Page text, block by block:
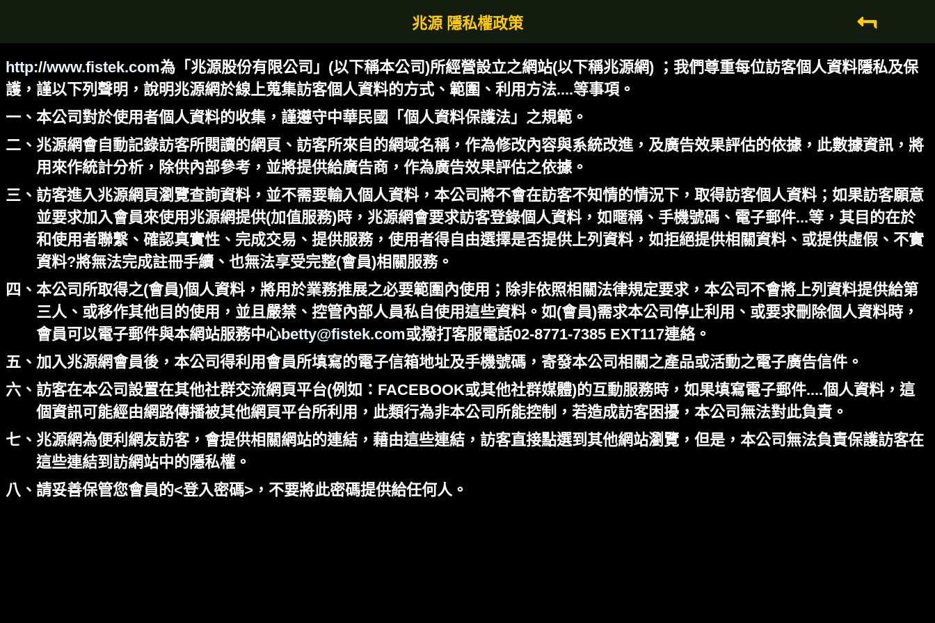
http://www.fistek.com為「兆源股份有限公司」(以下稱本公司)所經營設立之網站(以下稱兆源網) ；我們尊重每位訪客個人資料隱私及保
護，謹以下列聲明，說明兆源網於線上蒐集訪客個人資料的方式、範圍、利用方法....等事項。
一、本公司對於使用者個人資料的收集，謹遵守中華民國「個人資料保護法」之規範。
二、兆源網會自動記錄訪客所閱讀的網頁、訪客所來自的網域名稱，作為修改內容與系統改進，及廣告效果評估的依據，此數據資訊，將
用來作統計分析，除供內部參考，並將提供給廣告商，作為廣告效果評估之依據。
三、訪客進入兆源網頁瀏覽查詢資料，並不需要輸入個人資料，本公司將不會在訪客不知情的情況下，取得訪客個人資料；如果訪客願意
並要求加入會員來使用兆源網提供(加值服務)時，兆源網會要求訪客登錄個人資料，如暱稱、手機號碼、電子郵件...等，其目的在於
和使用者聯繫、確認真實性、完成交易、提供服務，使用者得自由選擇是否提供上列資料，如拒絕提供相關資料、或提供虛假、不實
資料?將無法完成註冊手續、也無法享受完整(會員)相關服務。
四、本公司所取得之(會員)個人資料，將用於業務推展之必要範圍內使用；除非依照相關法律規定要求，本公司不會將上列資料提供給第
三人、或移作其他目的使用，並且嚴禁、控管內部人員私自使用這些資料。如(會員)需求本公司停止利用、或要求刪除個人資料時，
會員可以電子郵件與本網站服務中心betty@fistek.com或撥打客服電話02-8771-7385 EXT117連絡。
五、加入兆源網會員後，本公司得利用會員所填寫的電子信箱地址及手機號碼，寄發本公司相關之產品或活動之電子廣告信件。
六、訪客在本公司設置在其他社群交流網頁平台(例如：FACEBOOK或其他社群媒體)的互動服務時，如果填寫電子郵件....個人資料，這
個資訊可能經由網路傳播被其他網頁平台所利用，此類行為非本公司所能控制，若造成訪客困擾，本公司無法對此負責。
七、兆源網為便利網友訪客，會提供相關網站的連結，藉由這些連結，訪客直接點選到其他網站瀏覽，但是，本公司無法負責保護訪客在
這些連結到訪網站中的隱私權。
八、請妥善保管您會員的<登入密碼>，不要將此密碼提供給任何人。
兆源 隱私權政策